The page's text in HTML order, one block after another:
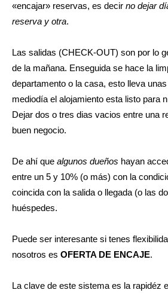
«encajar» reservas, es decir no dejar
reserva y otra.
Las salidas (CHECK-OUT) son por lo
de la mañana. Enseguida se hace la
departamento o la casa, esto lleva
mediodía el alojamiento esta listo para
Dejar dos o tres dias vacios entre una
buen negocio.
De ahí que algunos dueños hayan
entre un 5 y 10% (o más) con la
coincida con la salida o llegada (o las
huéspedes.
Puede ser interesante si tenes
nosotros es OFERTA DE ENCAJE.
La clave de este sistema es la rapidéz